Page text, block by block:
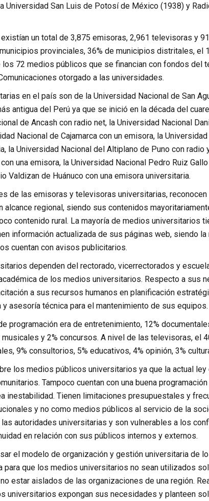
Universidad San Luis de Potosí de México (1938) y
un total de 3,875 emisoras, 2,961 televisoras y
provinciales, 36% de municipios distritales, el
72 medios públicos que se financian con fondos del
otorgado a las universidades.
en el país son de la Universidad Nacional de San
antigua del Perú ya que se inició en la década del
de Ancash con radio net, la Universidad Nacional
Nacional de Cajamarca con un emisora, la
la Universidad Nacional del Altiplano de Puno con
una emisora, la Universidad Nacional Pedro Ruiz
Valdizan de Huánuco con una emisora universitaria.
de las emisoras y televisoras universitarias,
alcance regional, siendo sus contenidos
contenido rural. La mayoría de medios universitarios
información actualizada de sus páginas web, siendo
cuentan con avisos publicitarios.
dependen del rectorado, vicerrectorados y
de los medios universitarios. Respecto a sus
a sus recursos humanos en planificación
asesoría técnica para el mantenimiento de sus equipos.
programación era de entretenimiento, 12%
y 2% concursos. A nivel de las televisoras, el
9% consultorios, 5% educativos, 4% opinión, 3%
los medios públicos universitarios ya que la actual
Tampoco cuentan con una buena
inestabilidad. Tienen limitaciones presupuestales y
y no como medios públicos al servicio de la
autoridades universitarias y son vulnerables a los
en relación con sus públicos internos y externos.
el modelo de organización y gestión universitaria de
para que los medios universitarios no sean utilizados
estar aislados de las organizaciones de una región.
universitarios expongan sus necesidades y planteen